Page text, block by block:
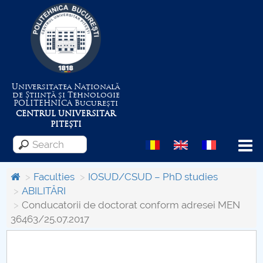
Universitatea Națională
de Știință și Tehnologie
POLITEHNICABucurești
CENTRUL UNIVERSITAR
PITEȘTI
Menu
About the University
Centrul de Management al Proiectelor
Faculties
IOSUD/CSUD – PhD studies
ABILITĂRI
Conducatorii de doctorat conform adresei MEN
36463/25.07.2017